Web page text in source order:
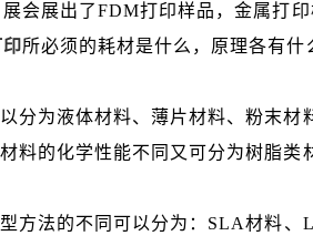
会展出了FDM打印样品，金属打
所必须的耗材是什么，原理各有什
分为液体材料、薄片材料、粉末材
料的化学性能不同又可分为树脂类
方法的不同可以分为：SLA材料、